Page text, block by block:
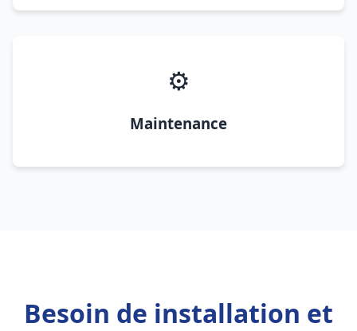
⚙️
Maintenance
Besoin de installation et